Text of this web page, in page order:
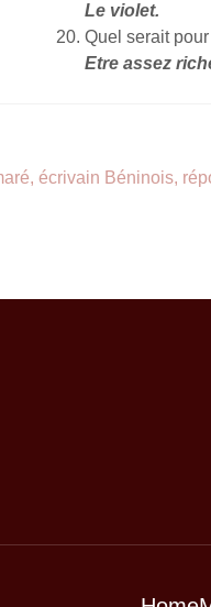
Le violet.
Quel serait
Etre assez
écrivain Béninois,